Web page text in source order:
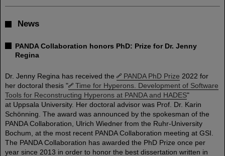
News
PANDA Collaboration honors PhD: Prize for Dr. Jenny
Regina
Dr. Jenny Regina has received the PANDA PhD Prize 2022 for
her doctoral thesis "
Time for Hyperons. Development of Software
Tools for Reconstructing Hyperons at PANDA and HADES"
at Uppsala University. Her doctoral advisor was Prof. Dr. Karin
Schönning. The award was announced by the spokesman of the
PANDA Collaboration, Ulrich Wiedner from the Ruhr-University
Bochum, at the most recent PANDA Collaboration meeting at GSI.
The PANDA Collaboration has awarded the PhD Prize once per
year since 2013 in order to honor the best dissertation written in